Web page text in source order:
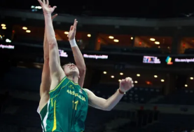
DALŠÍ SPORTY
Americký fotbal
Baseball a softbal
Basketbal
NEPŘEHLÉDNĚTE
Soutěže
Historické návraty